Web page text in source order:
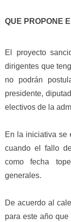
QUE PROPONE
El proyecto
dirigentes que
no podrán
presidente,
electivos de la
En la iniciativa se
cuando el fallo
como fecha
generales.
De acuerdo al
para este año